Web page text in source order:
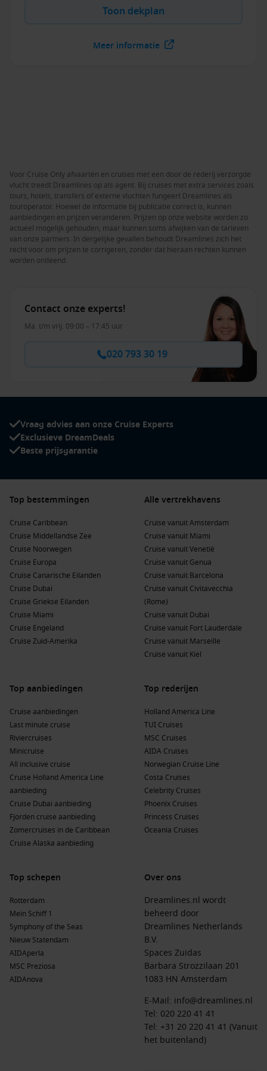
Toon dekplan
Meer informatie
Voor Cruise Only afvaarten en cruises met een door de rederij verzorgde
vlucht treedt Dreamlines op als agent. Bij cruises met extra services zoals
tours, hotels, transfers of externe vluchten fungeert Dreamlines als
touroperator. Hoewel de informatie bij publicatie correct is, kunnen
aanbiedingen en prijzen veranderen. Prijzen op onze website worden zo
actueel mogelijk gehouden, maar kunnen soms afwijken van de tarieven
van onze partners. In dergelijke gevallen behoudt Dreamlines zich het
recht voor om prijzen te corrigeren, zonder dat hieraan rechten kunnen
worden ontleend.
Contact onze experts!
Ma. t/m vrij. 09:00 – 17:45 uur
020 793 30 19
Vraag advies aan onze Cruise Experts
Exclusieve DreamDeals
Beste prijsgarantie
Top bestemmingen
Cruise Caribbean
Cruise Middellandse Zee
Cruise Noorwegen
Cruise Europa
Cruise Canarische Eilanden
Cruise Dubai
Cruise Griekse Eilanden
Cruise Miami
Cruise Engeland
Cruise Zuid-Amerika
Alle vertrekhavens
Cruise vanuit Amsterdam
Cruise vanuit Miami
Cruise vanuit Venetië
Cruise vanuit Genua
Cruise vanuit Barcelona
Cruise vanuit Civitavecchia
(Rome)
Cruise vanuit Dubai
Cruise vanuit Fort Lauderdale
Cruise vanuit Marseille
Cruise vanuit Kiel
Top aanbiedingen
Cruise aanbiedingen
Last minute cruise
Riviercruises
Minicruise
All inclusive cruise
Cruise Holland America Line
aanbieding
Cruise Dubai aanbieding
Fjorden cruise aanbieding
Zomercruises in de Caribbean
Cruise Alaska aanbieding
Top rederijen
Holland America Line
TUI Cruises
MSC Cruises
AIDA Cruises
Norwegian Cruise Line
Costa Cruises
Celebrity Cruises
Phoenix Cruises
Princess Cruises
Oceania Cruises
Top schepen
Rotterdam
Mein Schiff 1
Symphony of the Seas
Nieuw Statendam
AIDAperla
MSC Preziosa
AIDAnova
Over ons
Dreamlines.nl wordt
beheerd door
Dreamlines Netherlands
B.V.
Spaces Zuidas
Barbara Strozzilaan 201
1083 HN Amsterdam
E-Mail: info@dreamlines.nl
Tel: 020 220 41 41
Tel: +31 20 220 41 41 (Vanuit
het buitenland)